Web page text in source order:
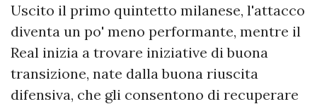
Uscito il primo quintetto milanese, l'attacco
diventa un po' meno performante, mentre il
Real inizia a trovare iniziative di buona
transizione, nate dalla buona riuscita
difensiva, che gli consentono di recuperare